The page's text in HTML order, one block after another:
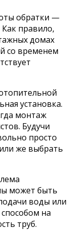
обратки —
Как правило,
домах
со временем
установка.
монтаж
Будучи
просто
же выбрать
может быть
воды или
на
труб.